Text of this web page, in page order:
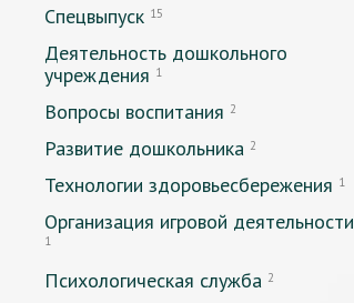
Спецвыпуск 15
Деятельность дошкольного
учреждения 1
Вопросы воспитания 2
Развитие дошкольника 2
Технологии здоровьесбережения 1
Организация игровой деятельности
1
Психологическая служба 2